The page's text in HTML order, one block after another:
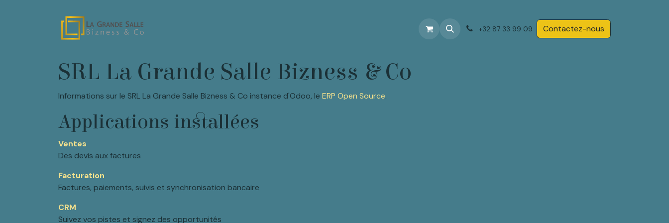
+32 87 33 99 09 Contactez-nous
SRL La Grande Salle Bizness & Co
Informations sur le SRL La Grande Salle Bizness & Co instance d'Odoo, le ERP Open Source.
Applications installées
Ventes
Des devis aux factures
Facturation
Factures, paiements, suivis et synchronisation bancaire
CRM
Suivez vos pistes et signez des opportunités